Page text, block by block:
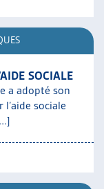
SOCIALE
a adopté son
sociale